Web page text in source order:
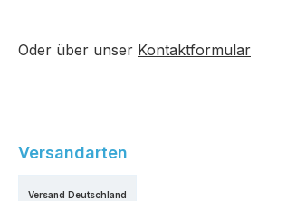
Oder über unser Kontaktformular
Versandarten
Versand Deutschland